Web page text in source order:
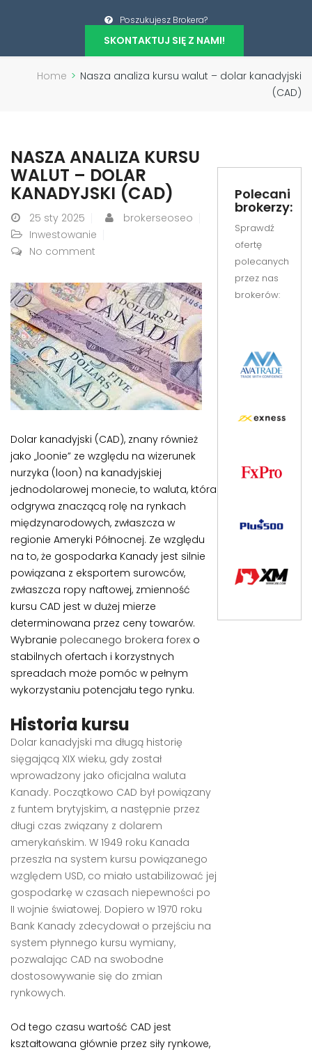
Poszukujesz Brokera?
SKONTAKTUJ SIĘ Z NAMI!
Home > Nasza analiza kursu walut – dolar kanadyjski
(CAD)
NASZA ANALIZA KURSU
WALUT – DOLAR
KANADYJSKI (CAD)
25 sty 2025
brokerseoseo
Inwestowanie
No comment
Dolar kanadyjski (CAD), znany również
jako „loonie” ze względu na wizerunek
nurzyka (loon) na kanadyjskiej
jednodolarowej monecie, to waluta, która
odgrywa znaczącą rolę na rynkach
międzynarodowych, zwłaszcza w
regionie Ameryki Północnej. Ze względu
na to, że gospodarka Kanady jest silnie
powiązana z eksportem surowców,
zwłaszcza ropy naftowej, zmienność
kursu CAD jest w dużej mierze
determinowana przez ceny towarów.
Wybranie polecanego brokera forex o
stabilnych ofertach i korzystnych
spreadach może pomóc w pełnym
wykorzystaniu potencjału tego rynku.
Historia kursu
Dolar kanadyjski ma długą historię
sięgającą XIX wieku, gdy został
wprowadzony jako oficjalna waluta
Kanady. Początkowo CAD był powiązany
z funtem brytyjskim, a następnie przez
długi czas związany z dolarem
amerykańskim. W 1949 roku Kanada
przeszła na system kursu powiązanego
względem USD, co miało ustabilizować jej
gospodarkę w czasach niepewności po
II wojnie światowej. Dopiero w 1970 roku
Bank Kanady zdecydował o przejściu na
system płynnego kursu wymiany,
pozwalając CAD na swobodne
dostosowywanie się do zmian
rynkowych.
Od tego czasu wartość CAD jest
kształtowana głównie przez siły rynkowe,
Polecani
brokerzy:
Sprawdź
ofertę
polecanych
przez nas
brokerów: